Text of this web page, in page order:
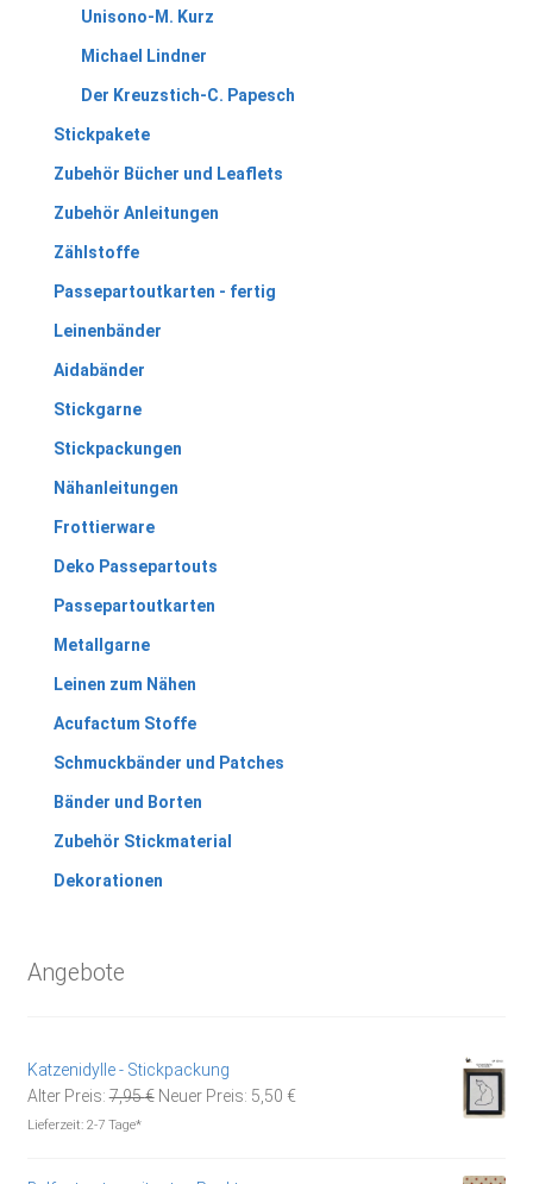
Unisono-M. Kurz
Michael Lindner
Der Kreuzstich-C. Papesch
Stickpakete
Zubehör Bücher und Leaflets
Zubehör Anleitungen
Zählstoffe
Passepartoutkarten - fertig
Leinenbänder
Aidabänder
Stickgarne
Stickpackungen
Nähanleitungen
Frottierware
Deko Passepartouts
Passepartoutkarten
Metallgarne
Leinen zum Nähen
Acufactum Stoffe
Schmuckbänder und Patches
Bänder und Borten
Zubehör Stickmaterial
Dekorationen
Angebote
Katzenidylle - Stickpackung
Alter Preis: 7,95€ Ursprünglicher
Neuer Preis: 5,50 €Aktueller
Lieferzeit: 2-7 Tage*